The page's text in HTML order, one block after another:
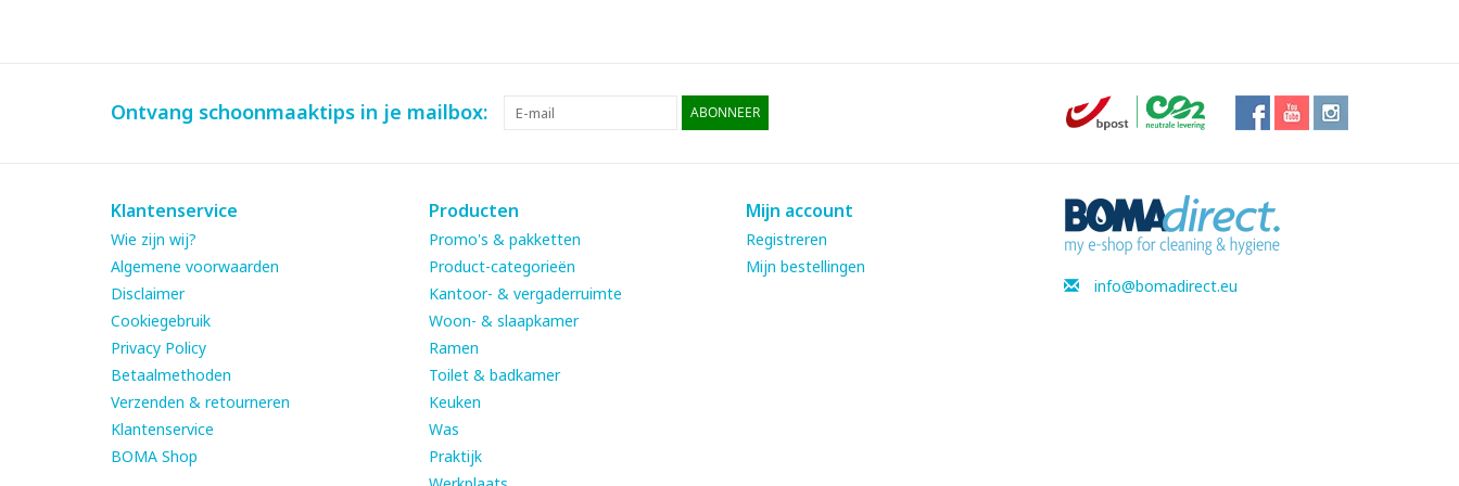
Ontvang schoonmaaktips in je mailbox: ABONNEER
Klantenservice
Wie zijn wij?
Algemene voorwaarden
Disclaimer
Cookiegebruik
Privacy Policy
Betaalmethoden
Verzenden & retourneren
Klantenservice
BOMA Shop
Producten
Promo's & pakketten
Product-categorieën
Kantoor- & vergaderruimte
Woon- & slaapkamer
Ramen
Toilet & badkamer
Keuken
Was
Praktijk
Mijn account
Registreren
Mijn bestellingen
info@bomadirect.eu